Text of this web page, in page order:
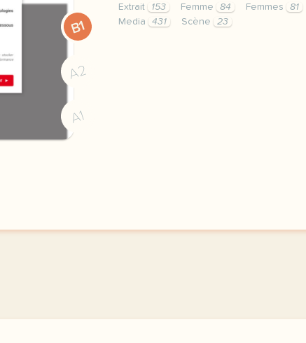
B1
A2
A1
Extrait
153 Femme 84 Femmes 81
Media
431 Scène 23